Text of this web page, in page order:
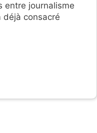
entre journalisme
déjà consacré